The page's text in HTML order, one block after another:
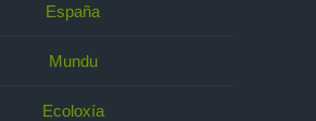
España
Mundu
Ecoloxía